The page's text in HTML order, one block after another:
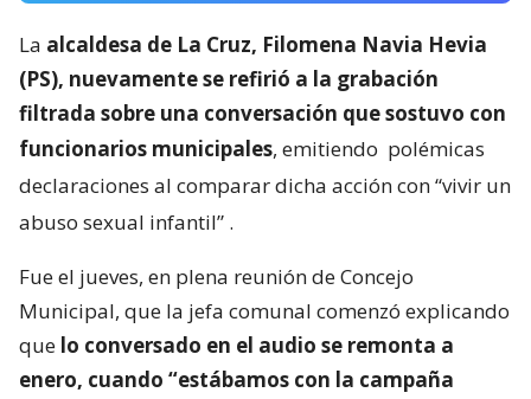
La alcaldesa de La Cruz, Filomena Navia Hevia
(PS), nuevamente se refirió a la grabación
filtrada sobre una conversación que sostuvo con
funcionarios municipales, emitiendo polémicas
declaraciones al comparar dicha acción con “vivir un
abuso sexual infantil” .
Fue el jueves, en plena reunión de Concejo
Municipal, que la jefa comunal comenzó explicando
que lo conversado en el audio se remonta a
enero, cuando “estábamos con la campaña